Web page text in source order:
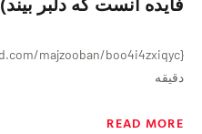
دقیقه
READ MORE